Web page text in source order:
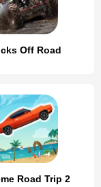
Off Road
Road Trip 2